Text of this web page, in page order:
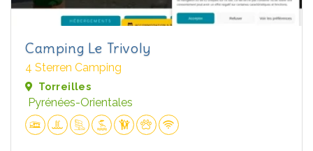
Camping Le Trivoly
4 Sterren Camping
Torreilles
Pyrénées-Orientales